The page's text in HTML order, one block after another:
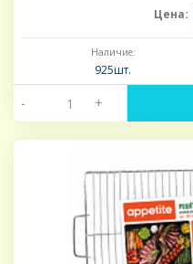
Цена:
Наличие:
925шт.
- +